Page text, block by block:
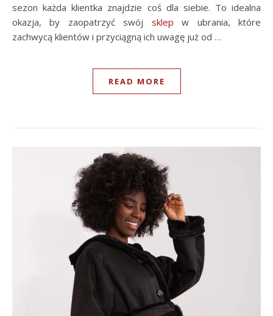
sezon każda klientka znajdzie coś dla siebie. To idealna
okazja, by zaopatrzyć swój sklep w ubrania, które
zachwycą klientów i przyciągną ich uwagę już od …
READ MORE